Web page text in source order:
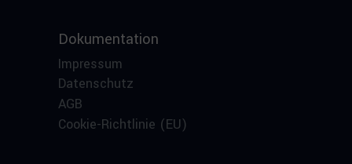
Dokumentation
Impressum
Datenschutz
AGB
Cookie-Richtlinie (EU)